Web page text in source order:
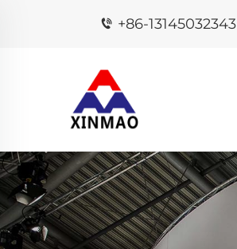
+86-13145032343